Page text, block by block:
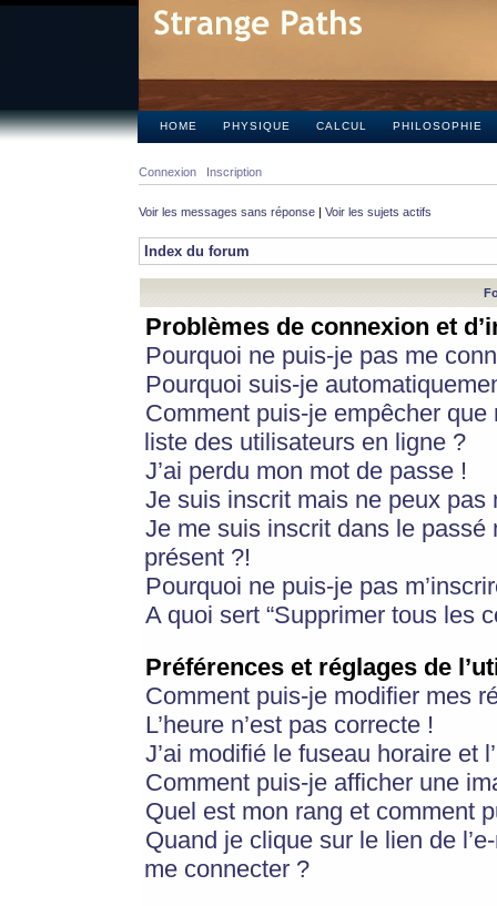
HOME PHYSIQUE CALCUL PHILOSOPHIE
Connexion Inscription
Voir les messages sans réponse | Voir les sujets actifs
Index du forum
Problèmes de connexion et
Pourquoi ne puis-je pas me
Pourquoi suis-je
Comment puis-je empêcher
liste des utilisateurs en ligne ?
J’ai perdu mon mot de passe !
Je suis inscrit mais ne peux pas
Je me suis inscrit dans le
présent ?!
Pourquoi ne puis-je pas
A quoi sert “Supprimer tous les
Préférences et réglages de
Comment puis-je modifier mes
L’heure n’est pas correcte !
J’ai modifié le fuseau horaire et
Comment puis-je afficher une
Quel est mon rang et comment
Quand je clique sur le lien de
me connecter ?